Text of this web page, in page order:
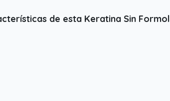
de esta Keratina Sin Formol